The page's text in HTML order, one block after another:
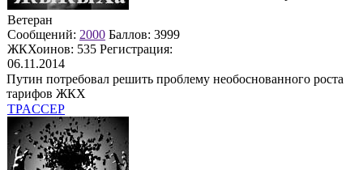
Ветеран
Сообщений: 2000 Баллов: 3999
ЖКХоинов: 535 Регистрация:
06.11.2014
Путин потребовал решить проблему необоснованного роста
тарифов ЖКХ
TPACCEP